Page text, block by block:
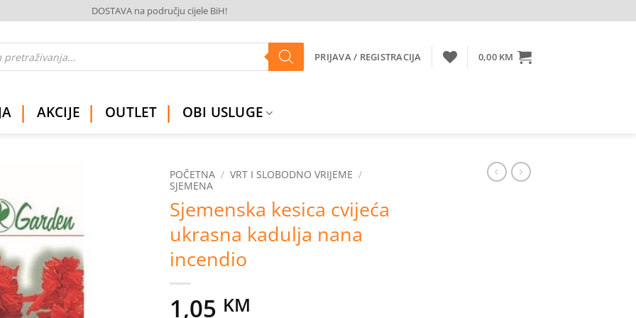
DOSTAVA na području cijele BiH!
PRIJAVA / REGISTRACIJA 0,00 KM
AKCIJE OUTLET OBI USLUGE
POČETNA / VRT I SLOBODNO VRIJEME /
SJEMENA
Sjemenska kesica cvijeća
ukrasna kadulja nana
incendio
1,05 KM